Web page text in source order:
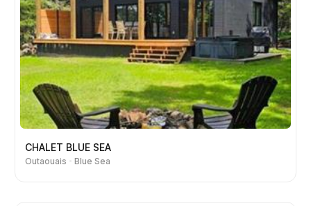
CHALET BLUE SEA
Outaouais Blue Sea